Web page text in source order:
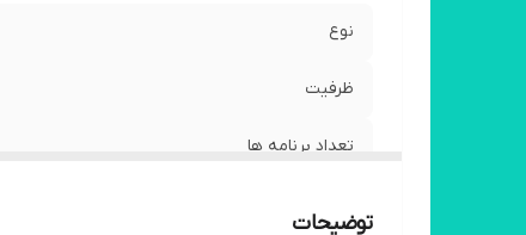
نوع
ظرفیت
تعداد برنامه ها
توضیحات